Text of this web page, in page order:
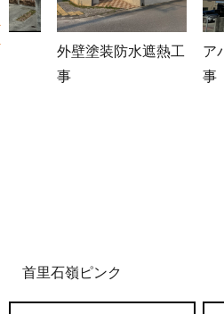
アパート外壁塗装工
事
部
首里石嶺ピンク